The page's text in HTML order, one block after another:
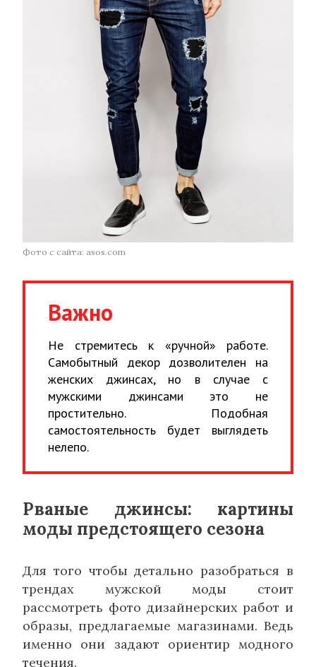
Фото с сайта: asos.com
Важно
Не стремитесь к «ручной» работе.
Самобытный декор дозволителен на
женских джинсах, но в случае с
мужскими джинсами это не
простительно. Подобная
самостоятельность будет выглядеть
нелепо.
Рваные джинсы: картины
моды предстоящего сезона
Для того чтобы детально разобраться в
трендах мужской моды стоит
рассмотреть фото дизайнерских работ и
образы, предлагаемые магазинами. Ведь
именно они задают ориентир модного
течения.